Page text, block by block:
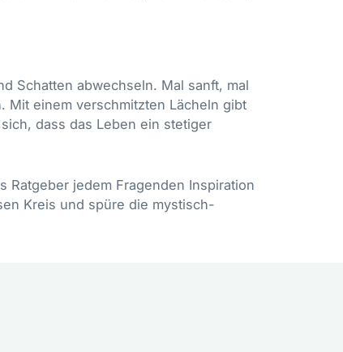
Schatten abwechseln. Mal sanft, mal
Mit einem verschmitzten Lächeln gibt
dass das Leben ein stetiger
Ratgeber jedem Fragenden Inspiration
Kreis und spüre die mystisch-